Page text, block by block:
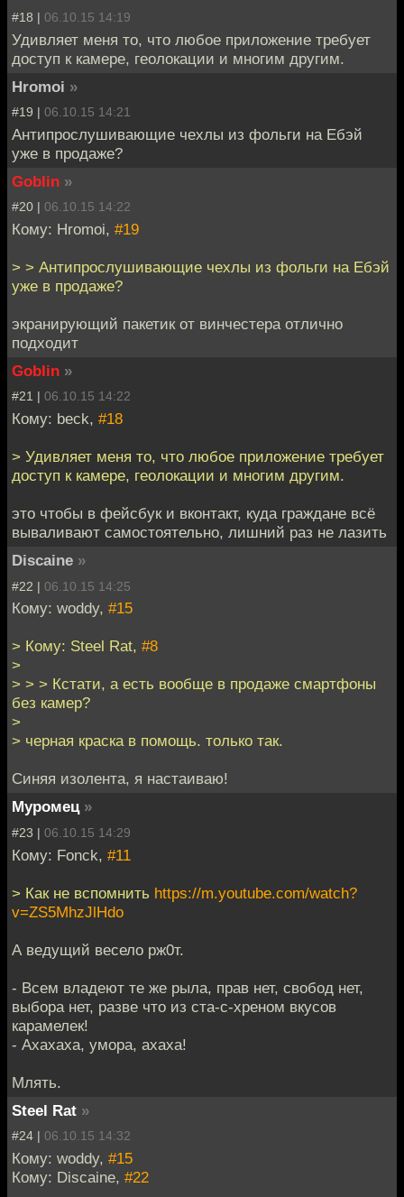
#18 | 06.10.15 14:19
Удивляет меня то, что любое приложение требует
доступ к камере, геолокации и многим другим.
Hromoi »
#19 | 06.10.15 14:21
Антипрослушивающие чехлы из фольги на Ебэй
уже в продаже?
Goblin »
#20 | 06.10.15 14:22
Кому: Hromoi, #19
> > Антипрослушивающие чехлы из фольги на Ебэй
уже в продаже?
экранирующий пакетик от винчестера отлично
подходит
Goblin »
#21 | 06.10.15 14:22
Кому: beck, #18
> Удивляет меня то, что любое приложение требует
доступ к камере, геолокации и многим другим.
это чтобы в фейсбук и вконтакт, куда граждане всё
вываливают самостоятельно, лишний раз не лазить
Discaine »
#22 | 06.10.15 14:25
Кому: woddy, #15
> Кому: Steel Rat, #8
>
> > > Кстати, а есть вообще в продаже смартфоны
без камер?
>
> черная краска в помощь. только так.
Синяя изолента, я настаиваю!
Муромец »
#23 | 06.10.15 14:29
Кому: Fonck, #11
> Как не вспомнить https://m.youtube.com/watch?
v=ZS5MhzJlHdo
А ведущий весело рж0т.
- Всем владеют те же рыла, прав нет, свобод нет,
выбора нет, разве что из ста-с-хреном вкусов
карамелек!
- Ахахаха, умора, ахаха!
Млять.
Steel Rat »
#24 | 06.10.15 14:32
Кому: woddy, #15
Кому: Discaine, #22